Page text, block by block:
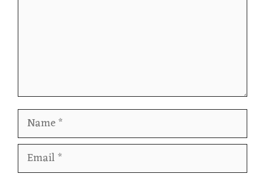
Name
Email